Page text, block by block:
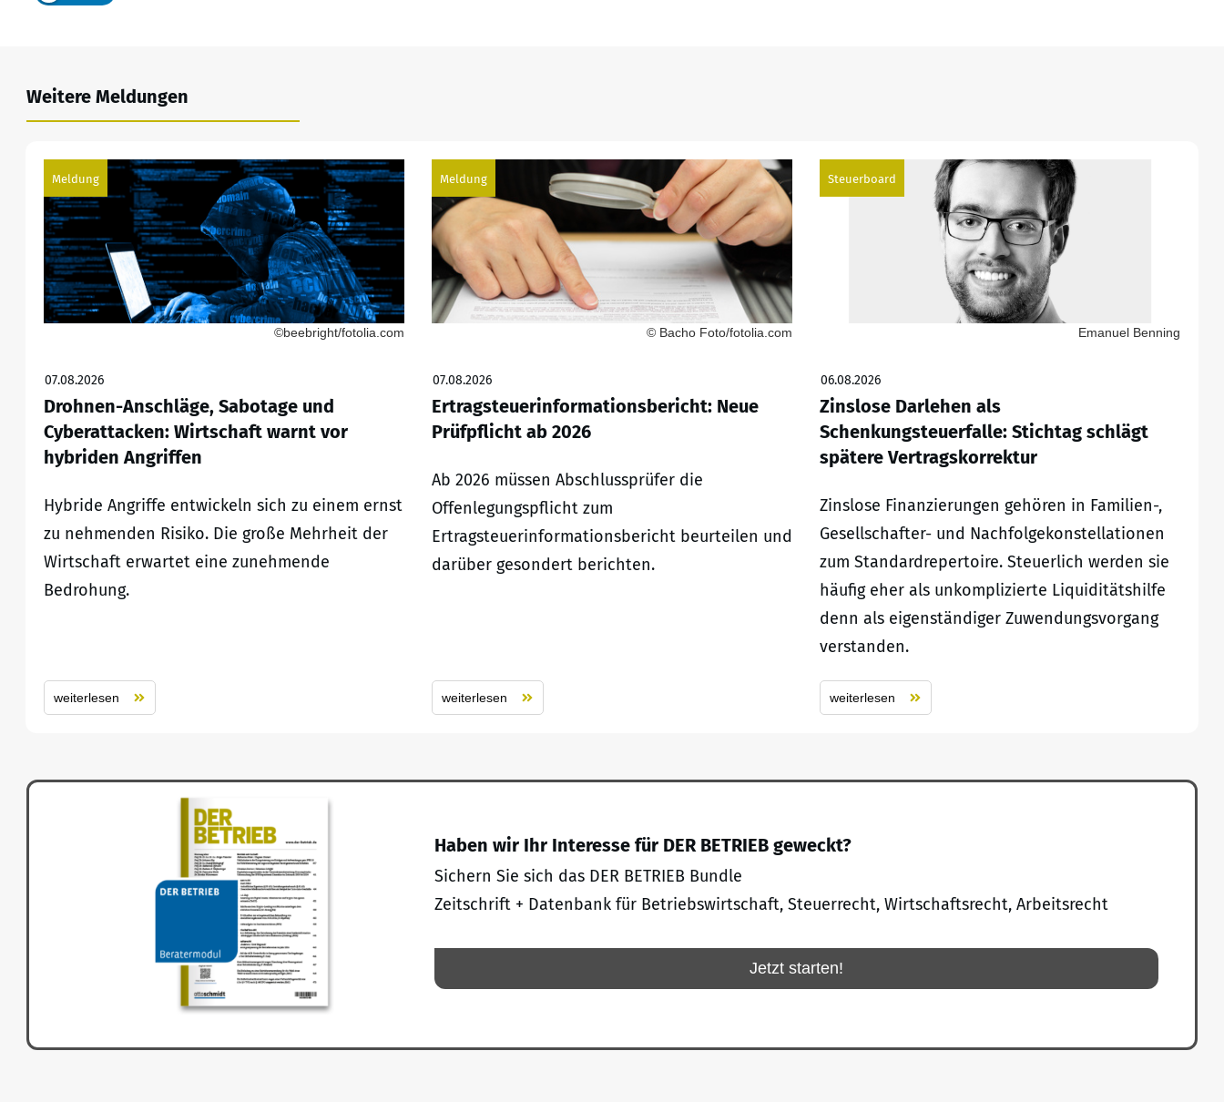
Weitere Meldungen
Meldung
©beebright/fotolia.com
07.08.2026
Drohnen-Anschläge, Sabotage und
Cyberattacken: Wirtschaft warnt vor
hybriden Angriffen
Hybride Angriffe entwickeln sich zu einem ernst
zu nehmenden Risiko. Die große Mehrheit der
Wirtschaft erwartet eine zunehmende
Bedrohung.
weiterlesen
Meldung
© Bacho Foto/fotolia.com
07.08.2026
Ertragsteuerinformationsbericht: Neue
Prüfpflicht ab 2026
Ab 2026 müssen Abschlussprüfer die
Offenlegungspflicht zum
Ertragsteuerinformationsbericht beurteilen und
darüber gesondert berichten.
weiterlesen
Steuerboard
Emanuel Benning
06.08.2026
Zinslose Darlehen als
Schenkungsteuerfalle: Stichtag schlägt
spätere Vertragskorrektur
Zinslose Finanzierungen gehören in Familien-,
Gesellschafter- und Nachfolgekonstellationen
zum Standardrepertoire. Steuerlich werden sie
häufig eher als unkomplizierte Liquiditätshilfe
denn als eigenständiger Zuwendungsvorgang
verstanden.
weiterlesen
Haben wir Ihr Interesse für DER BETRIEB geweckt?
Sichern Sie sich das DER BETRIEB Bundle
Zeitschrift + Datenbank für Betriebswirtschaft, Steuerrecht, Wirtschaftsrecht, Arbeitsrecht
Jetzt starten!